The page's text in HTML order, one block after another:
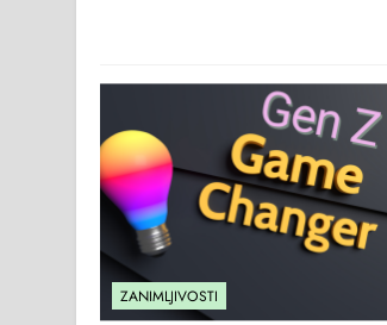
ZANIMLJIVOSTI